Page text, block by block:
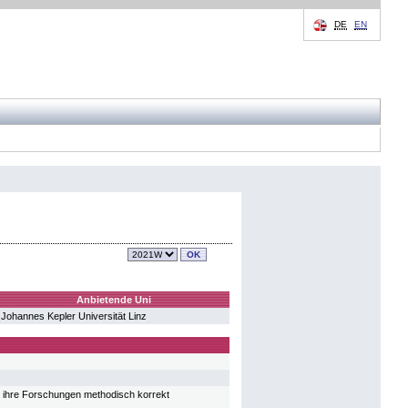
DE EN
Anbietende Uni
Johannes Kepler Universität Linz
Forschungen methodisch korrekt